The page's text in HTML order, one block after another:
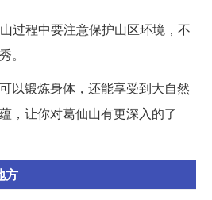
过程中要注意保护山区环境，不
。
以锻炼身体，还能享受到大自然
，让你对葛仙山有更深入的了
方